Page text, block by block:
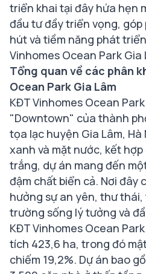
triển khai tại đây hứa hẹn
đầu tư đầy triển vọng,
hút và tiềm năng phát
Vinhomes Ocean Park Gia
Tổng quan về các phân
Ocean Park Gia Lâm
KĐT Vinhomes Ocean
"Downtown" của thành
tọa lạc huyện Gia Lâm, Hà
xanh và mặt nước, kết
trắng, dự án mang đến
đậm chất biển cả. Nơi đây
hưởng sự an yên, thư
trường sống lý tưởng và
KĐT Vinhomes Ocean
tích 423,6 ha, trong đó
chiếm 19,2%. Dự án bao